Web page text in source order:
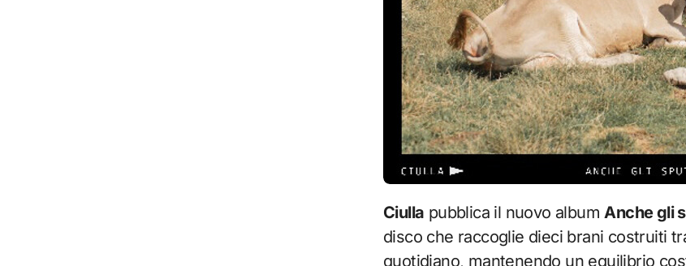
Ciulla pubblica il nuovo albumAnche gli
disco che raccoglie dieci brani costruiti
quotidiano, mantenendo un equilibrio